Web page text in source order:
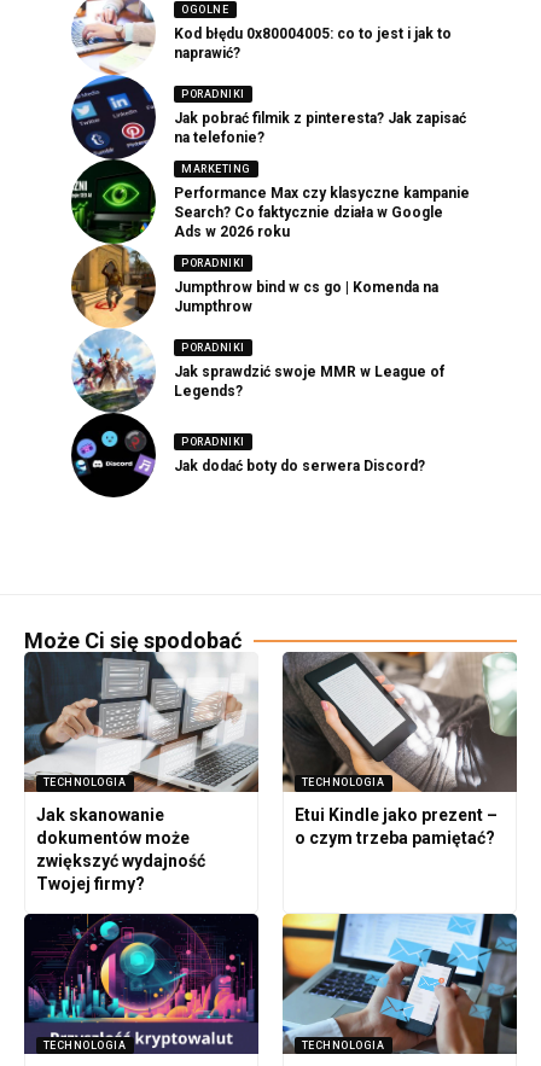
OGOLNE
Kod błędu 0x80004005: co to jest i jak to
naprawić?
PORADNIKI
Jak pobrać filmik z pinteresta? Jak zapisać
na telefonie?
MARKETING
Performance Max czy klasyczne kampanie
Search? Co faktycznie działa w Google
Ads w 2026 roku
PORADNIKI
Jumpthrow bind w cs go | Komenda na
Jumpthrow
PORADNIKI
Jak sprawdzić swoje MMR w League of
Legends?
PORADNIKI
Jak dodać boty do serwera Discord?
Może Ci się spodobać
TECHNOLOGIA
Jak skanowanie
dokumentów może
zwiększyć wydajność
Twojej firmy?
TECHNOLOGIA
Etui Kindle jako prezent –
o czym trzeba pamiętać?
TECHNOLOGIA TECHNOLOGIA